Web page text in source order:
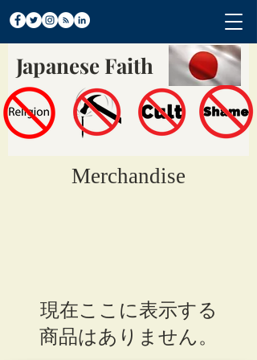
Japanese Faith
Merchandise
現在ここに表示する
商品はありません。